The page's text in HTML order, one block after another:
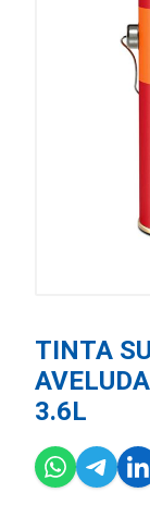
TINTA
3.6L